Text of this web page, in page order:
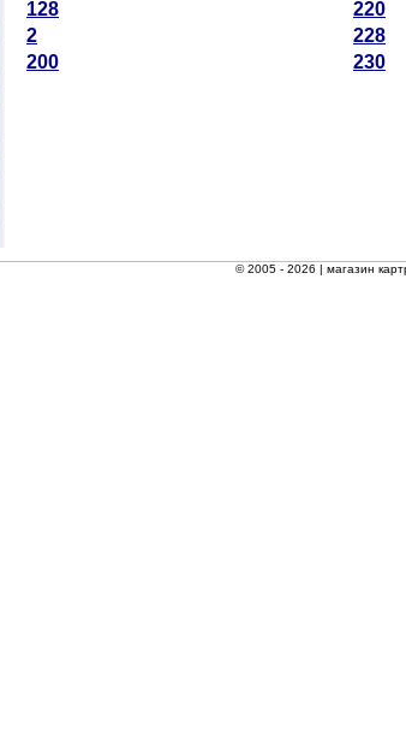
128
220
2
228
200
230
© 2005 - 2026 | магазин